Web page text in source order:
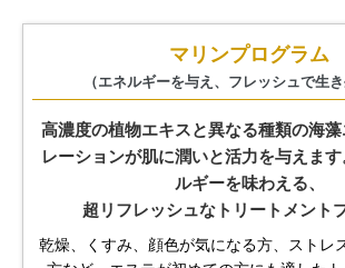
マリンプログラム
（エネルギーを与え、フレッシュで生き
高濃度の植物エキスと異なる種類の海
レーションが肌に潤いと活力を与えま
ルギーを味わえる、
超リフレッシュなトリートメント
乾燥、くすみ、顔色が気になる方、ストレ